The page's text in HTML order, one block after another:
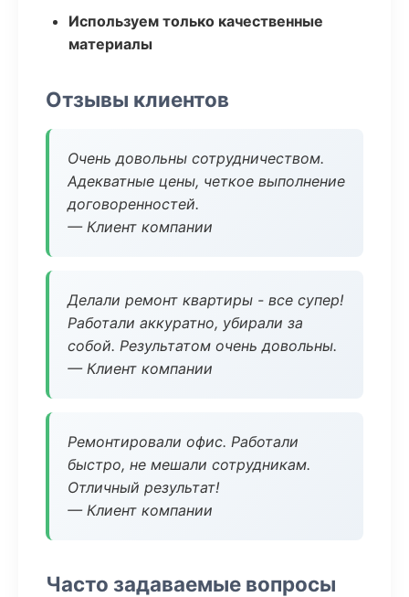
Используем только качественные
материалы
Отзывы клиентов
Очень довольны сотрудничеством.
Адекватные цены, четкое выполнение
договоренностей.
— Клиент компании
Делали ремонт квартиры - все супер!
Работали аккуратно, убирали за
собой. Результатом очень довольны.
— Клиент компании
Ремонтировали офис. Работали
быстро, не мешали сотрудникам.
Отличный результат!
— Клиент компании
Часто задаваемые вопросы